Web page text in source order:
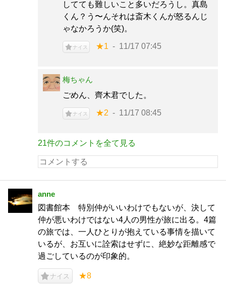
してても難しいこと多いだろうし。真島
くん？う〜んそれは斎木くんが怒るんじ
ゃなかろうか(笑)。
ナイス ★1 11/17 07:45
梅ちゃん
ごめん、齊木君でした。
ナイス ★2 11/17 08:45
21件のコメントを全て見る
anne
図書館本 特別仲がいいわけでもないが、決して
仲が悪いわけではない4人の男性が旅に出る。4篇
の旅では、一人ひとりが抱えている事情を描いて
いるが、お互いに詮索はせずに、絶妙な距離感で
過ごしているのが印象的。
ナイス ★8